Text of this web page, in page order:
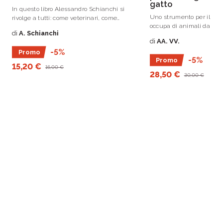
In questo libro Alessandro Schianchi si
rivolge a tutti: come veterinari, come
di A. Schianchi
Promo
-5%
15,20 €
16,00 €
gatto
Uno strumento per il
occupa di animali da
ambito parassitologico.
di AA. VV.
Promo
-5%
28,50 €
30,00 €